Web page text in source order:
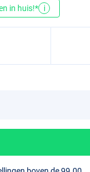
in huis!* i